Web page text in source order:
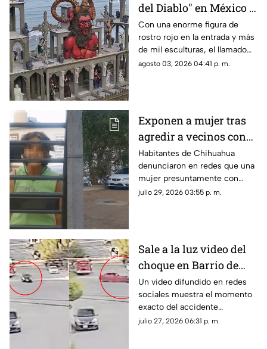
del Diablo" en México y
por qué se volvió tan
famoso?
Con una enorme figura de
rostro rojo en la entrada y más
de mil esculturas, el llamado
“Castillo del Diablo” se ha
agosto 03, 2026 04:41 p. m.
Exponen a mujer tras
agredir a vecinos con
cuchillos en
Chihuahua; revelan
presunta condición
Habitantes de Chihuahua
denunciaron en redes que una
mujer presuntamente con
problemas de salud mental
julio 29, 2026 03:55 p. m.
Sale a la luz video del
choque en Barrio de
Londres donde murió
una mujer | VIDEO
Un video difundido en redes
sociales muestra el momento
exacto del accidente
registrado en la colonia Barrio
julio 27, 2026 06:31 p. m.